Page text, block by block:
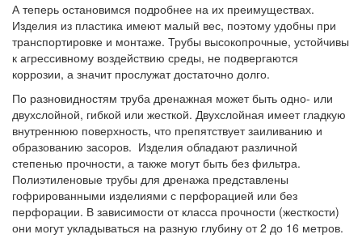
А теперь остановимся подробнее на их преимуществах.
Изделия из пластика имеют малый вес, поэтому удобны при
транспортировке и монтаже. Трубы высокопрочные, устойчивы
к агрессивному воздействию среды, не подвергаются
коррозии, а значит прослужат достаточно долго.
По разновидностям труба дренажная может быть одно- или
двухслойной, гибкой или жесткой. Двухслойная имеет гладкую
внутреннюю поверхность, что препятствует заиливанию и
образованию засоров. Изделия обладают различной
степенью прочности, а также могут быть без фильтра.
Полиэтиленовые трубы для дренажа представлены
гофрированными изделиями с перфорацией или без
перфорации. В зависимости от класса прочности (жесткости)
они могут укладываться на разную глубину от 2 до 16 метров.